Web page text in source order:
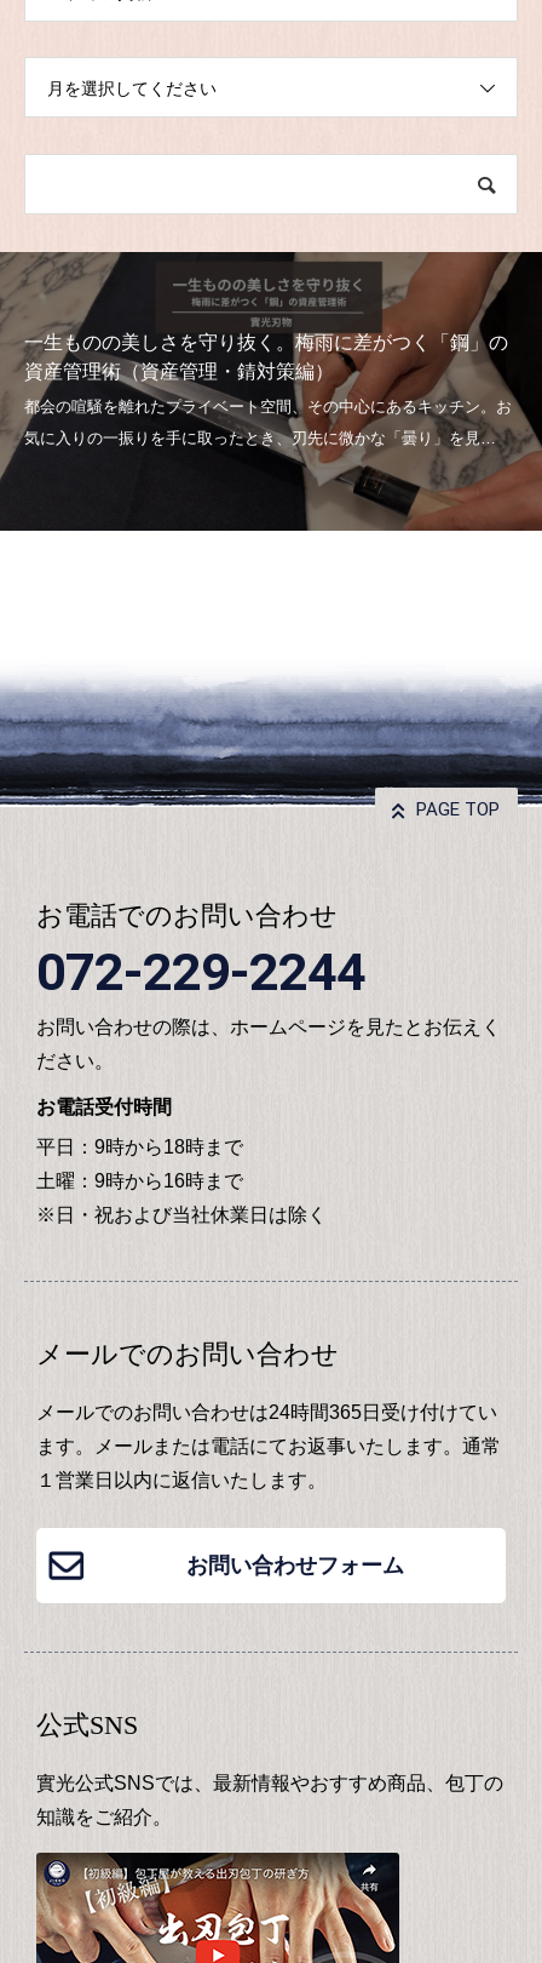
月を選択してください
一生ものの美しさを守り抜く。梅雨に差がつく「鋼」の
資産管理術（資産管理・錆対策編）
PAGE TOP
お電話でのお問い合わせ
072-229-2244
お問い合わせの際は、ホームページを見たとお伝えく
ださい。
お電話受付時間
平日：9時から18時まで
土曜：9時から16時まで
※日・祝および当社休業日は除く
メールでのお問い合わせ
メールでのお問い合わせは24時間365日受け付けてい
ます。メールまたは電話にてお返事いたします。通常
１営業日以内に返信いたします。
お問い合わせフォーム
公式SNS
實光公式SNSでは、最新情報やおすすめ商品、包丁の
知識をご紹介。